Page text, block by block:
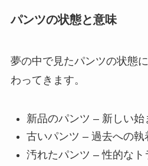
パンツの状態と意味
夢の中で見たパンツの状態
わってきます。
新品のパンツ – 新しい始
古いパンツ – 過去への
汚れたパンツ – 性的な